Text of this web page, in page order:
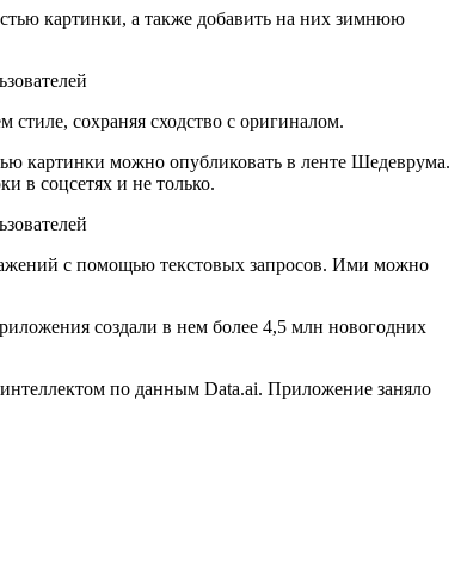
картинки, а также добавить на них зимнюю
сохраняя сходство с оригиналом.
картинки можно опубликовать в ленте Шедеврума.
в соцсетях и не только.
с помощью текстовых запросов. Ими можно
создали в нем более 4,5 млн новогодних
по данным Data.ai. Приложение заняло